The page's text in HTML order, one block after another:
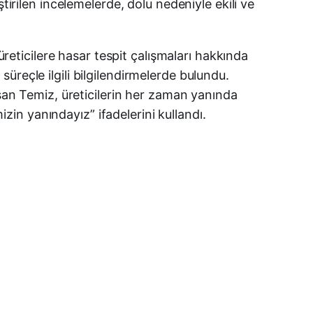
incelemelerde, dolu nedeniyle ekili ve
hasar tespit çalışmaları hakkında
süreçle ilgili bilgilendirmelerde bulundu.
Temiz, üreticilerin her zaman yanında
yanındayız” ifadelerini kullandı.